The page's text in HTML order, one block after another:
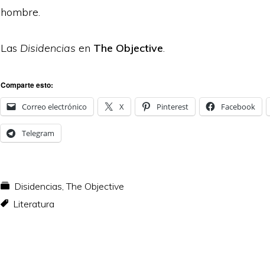
hombre.
Las Disidencias en The Objective.
Comparte esto:
Correo electrónico X Pinterest Facebook
Telegram
Disidencias,The Objective
Literatura